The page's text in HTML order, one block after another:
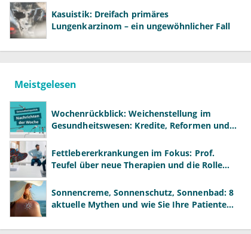
Kasuistik: Dreifach primäres
Lungenkarzinom – ein ungewöhnlicher Fall
Meistgelesen
Wochenrückblick: Weichenstellung im
Gesundheitswesen: Kredite, Reformen und
Fettlebererkrankungen im Fokus: Prof.
Teufel über neue Therapien und die Rolle
Sonnencreme, Sonnenschutz, Sonnenbad: 8
aktuelle Mythen und wie Sie Ihre Patienten